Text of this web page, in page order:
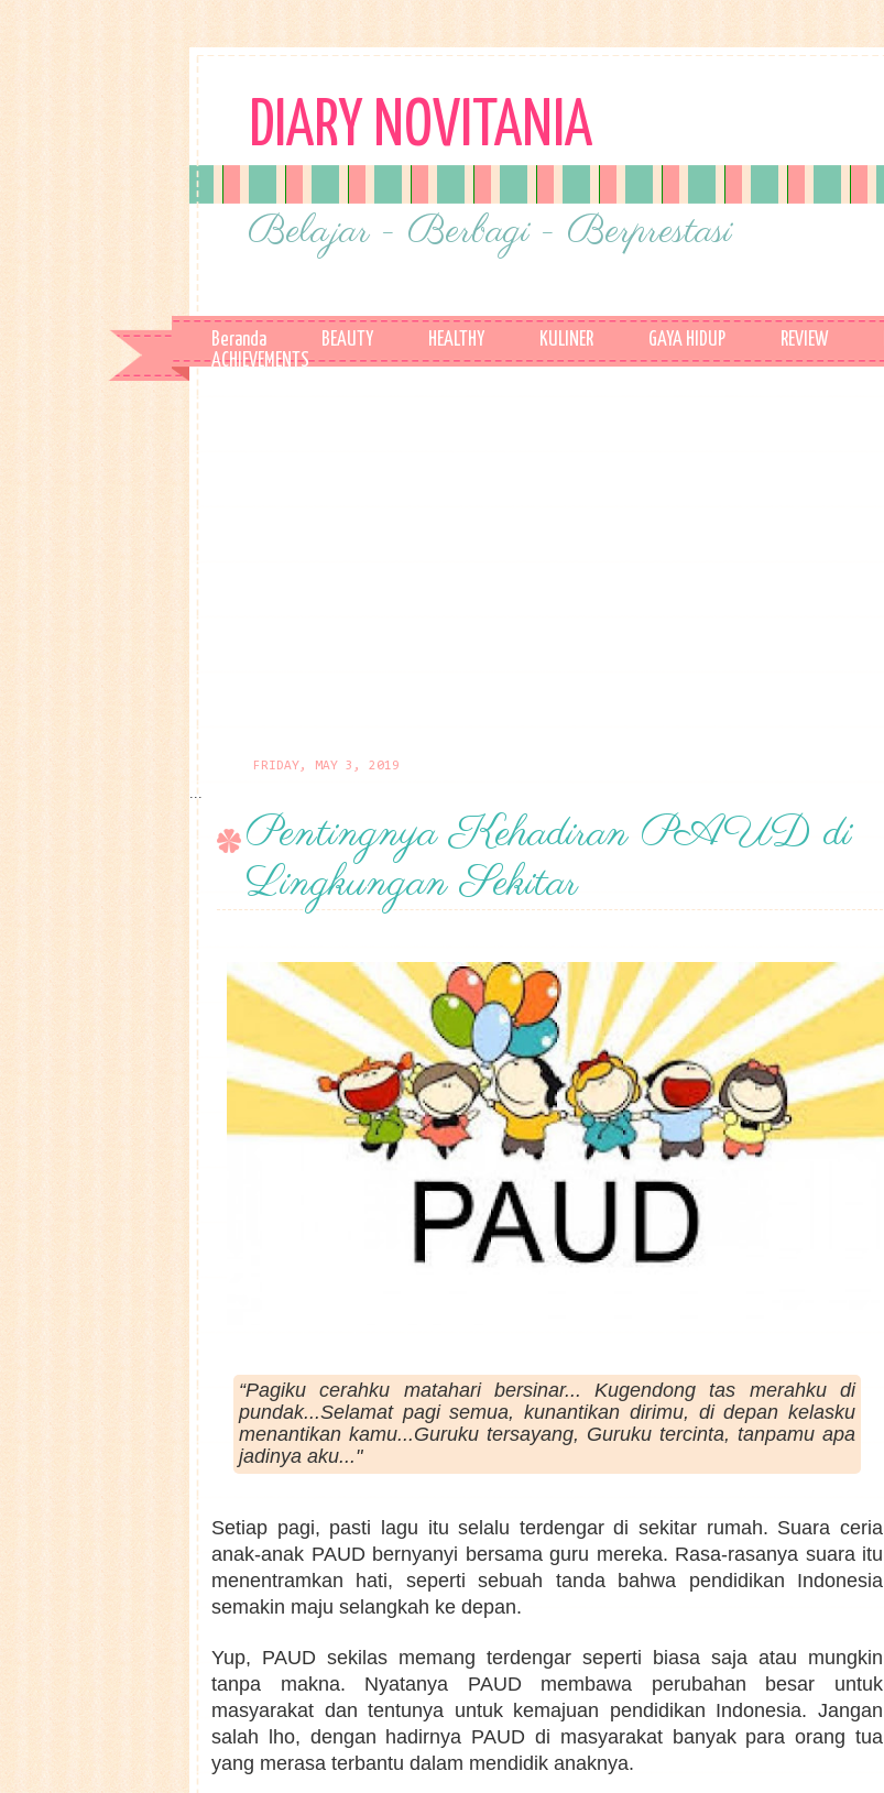
DIARY NOVITANIA
Belajar - Berbagi - Berprestasi
Beranda BEAUTY HEALTHY KULINER GAYA HIDUP REVIEW
ACHIEVEMENTS
FRIDAY, MAY 3, 2019
...
Pentingnya Kehadiran PAUD di
Lingkungan Sekitar
“Pagiku cerahku matahari bersinar... Kugendong tas merahku di
pundak...Selamat pagi semua, kunantikan dirimu, di depan kelasku
menantikan kamu...Guruku tersayang, Guruku tercinta, tanpamu apa
jadinya aku..."
Setiap pagi, pasti lagu itu selalu terdengar di sekitar rumah. Suara ceria
anak-anak PAUD bernyanyi bersama guru mereka. Rasa-rasanya suara itu
menentramkan hati, seperti sebuah tanda bahwa pendidikan Indonesia
semakin maju selangkah ke depan.
Yup, PAUD sekilas memang terdengar seperti biasa saja atau mungkin
tanpa makna. Nyatanya PAUD membawa perubahan besar untuk
masyarakat dan tentunya untuk kemajuan pendidikan Indonesia. Jangan
salah lho, dengan hadirnya PAUD di masyarakat banyak para orang tua
yang merasa terbantu dalam mendidik anaknya.